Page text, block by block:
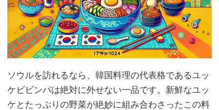
ソウルを訪れるなら、韓国料理の代表格であるユッ
ケビビンバは絶対に外せない一品です。新鮮なユッ
ケとたっぷりの野菜が絶妙に組み合わさったこの料